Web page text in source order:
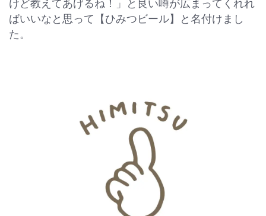
けど教えてあげるね！」と良い噂が広まってくれれ
ばいいなと思って【ひみつビール】と名付けまし
た。